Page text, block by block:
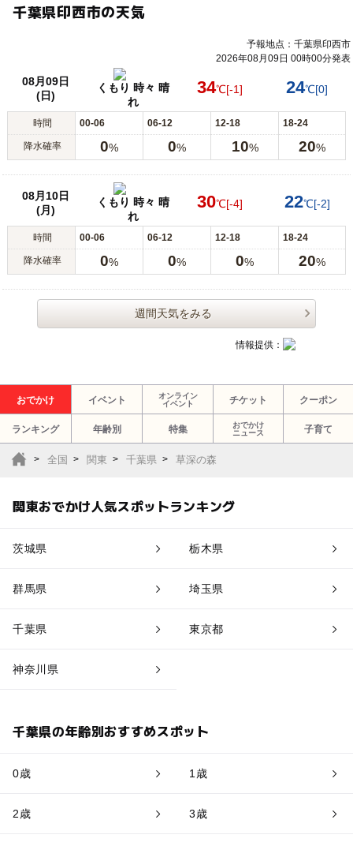
千葉県印西市の天気
予報地点：千葉県印西市
2026年08月09日 00時00分発表
08月09日
(日)
くもり 時々 晴
れ
34℃[-1] 24℃[0]
時間 00-06 06-12 12-18 18-24
降水確率 0% 0% 10% 20%
08月10日
(月)
くもり 時々 晴
れ
30℃[-4] 22℃[-2]
時間 00-06 06-12 12-18 18-24
降水確率 0% 0% 0% 20%
週間天気をみる
情報提供：
おでかけ イベント
オンライン
イベント
チケット クーポン
ランキング 年齢別 特集
おでかけ
ニュース
子育て
全国 関東 千葉県 草深の森
関東おでかけ人気スポットランキング
茨城県 栃木県
群馬県 埼玉県
千葉県 東京都
神奈川県
千葉県の年齢別おすすめスポット
0歳 1歳
2歳 3歳